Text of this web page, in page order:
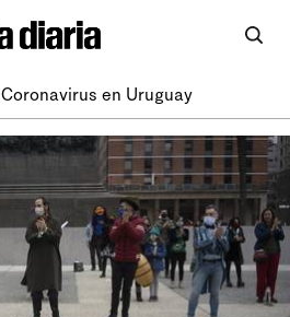
Coronavirus en Uruguay